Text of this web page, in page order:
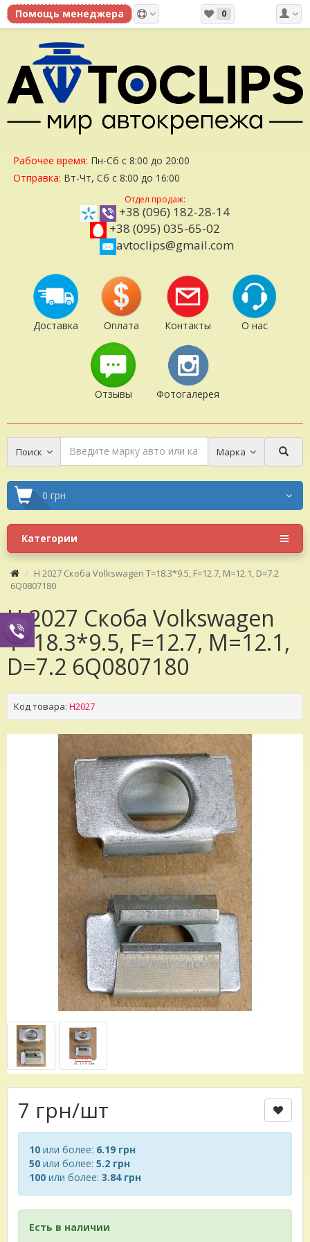
0
Рабочее время: Пн-Сб с 8:00 до 20:00
Отправка: Вт-Чт, Сб с 8:00 до 16:00
Отдел продаж:
+38 (096) 182-28-14
+38 (095) 035-65-02
avtoclips@gmail.com
Доставка Оплата Контакты О нас
Отзывы Фотогалерея
Поиск Марка
0 грн
Категории
H 2027 Скоба Volkswagen T=18.3*9.5, F=12.7, M=12.1, D=7.2
6Q0807180
H 2027 Скоба Volkswagen
T=18.3*9.5, F=12.7, M=12.1,
D=7.2 6Q0807180
Код товара: H2027
7 грн/шт
10 или более: 6.19 грн
50 или более: 5.2 грн
100 или более: 3.84 грн
Есть в наличии